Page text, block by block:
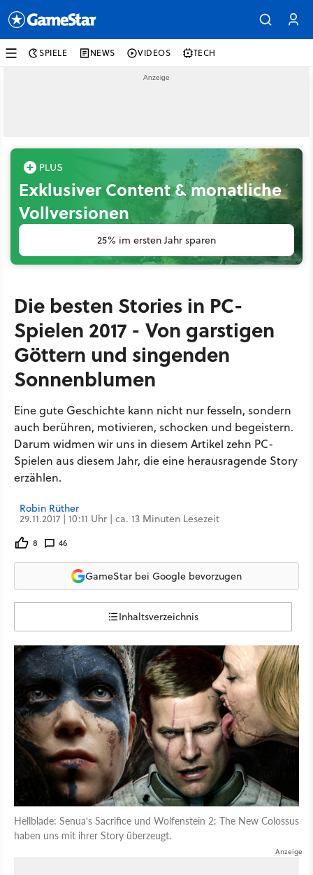
SPIELE NEWS VIDEOS TECH
Exklusiver Content & monatliche
Vollversionen
25% im ersten Jahr sparen
Die besten Stories in PC-
Spielen 2017 - Von garstigen
Göttern und singenden
Sonnenblumen
Eine gute Geschichte kann nicht nur fesseln, sondern
auch berühren, motivieren, schocken und begeistern.
Darum widmen wir uns in diesem Artikel zehn PC-
Spielen aus diesem Jahr, die eine herausragende Story
erzählen.
Robin Rüther
29.11.2017 | 10:11 Uhr | ca. 13 Minuten Lesezeit
8 46
GameStar bei Google bevorzugen
Inhaltsverzeichnis
Hellblade: Senua's Sacrifice und Wolfenstein 2: The New Colossus
haben uns mit ihrer Story überzeugt.